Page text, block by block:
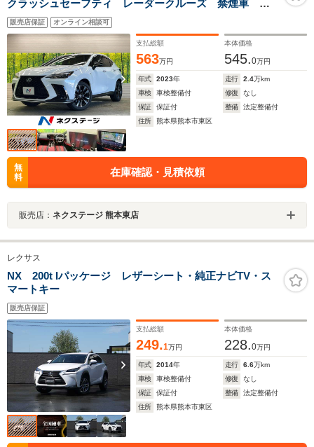
クラッシュセーフティ レーダークルーズ 禁煙車 本
革シート シートヒーター シートエアコン パワーシ
ート コーナーセンサー レーンキープ LEDヘッド
ETC
販売店保証 オンライン相談可
支払総額
563万円
本体価格
545.0万円
年式 2023年 走行 2.4万km
車検
車検整備付 修復
なし
保証
保証付 整備
法定整備付
住所
熊本県熊本市東区
無
料
在庫確認・見積依頼
販売店： ネクステージ 熊本東店
レクサス
NX 200t Iパッケージ レザーシート・純正ナビTV・ス
マートキー
販売店保証
支払総額
249.1万円
本体価格
228.0万円
年式 2014年 走行 6.6万km
車検
車検整備付 修復
なし
保証
保証付 整備
法定整備付
住所
熊本県熊本市東区